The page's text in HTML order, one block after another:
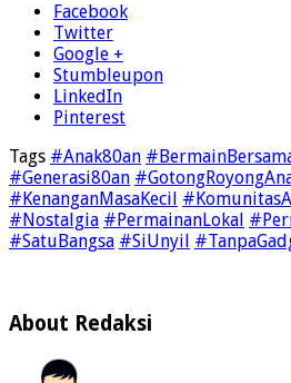
Facebook
Twitter
Google +
Stumbleupon
LinkedIn
Pinterest
Tags #Anak80an
#Generasi80an
#KenanganMasaKecil
#Nostalgia #PermainanLokal
#SatuBangsa #SiUnyil
About Redaksi